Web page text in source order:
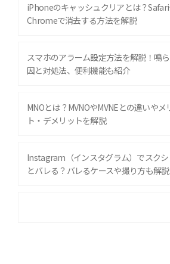
iPhoneのキャッシュクリアとは？
Chromeで消去する方法を解説
スマホのアラーム設定方法を解説！鳴
因と対処法、便利機能も紹介
MNOとは？MVNOやMVNEとの違いやメ
ト・デメリットを解説
Instagram（インスタグラム）でスクシ
とバレる？バレるケースや撮り方も解説